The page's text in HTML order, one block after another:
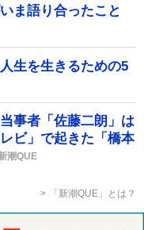
ま語り合ったこと
生を生きるための5
事者「佐藤二朗」は
ビ」で起きた「橋本
潮QUE
「新潮QUE」とは？